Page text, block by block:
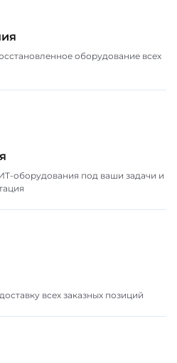
оборудование всех
оборудования под ваши задачи и
всех заказных позиций